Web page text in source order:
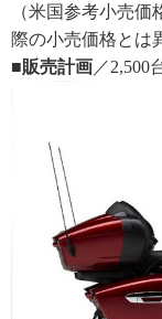
（米国参考小売
際の小売価格とは
■販売計画 ／2,500